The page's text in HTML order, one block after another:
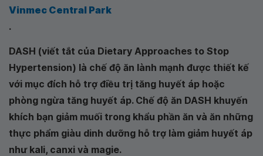
Vinmec Central Park
.
DASH (viết tắt của Dietary Approaches to Stop
Hypertension) là chế độ ăn lành mạnh được thiết kế
với mục đích hỗ trợ điều trị tăng huyết áp hoặc
phòng ngừa tăng huyết áp. Chế độ ăn DASH khuyến
khích bạn giảm muối trong khẩu phần ăn và ăn những
thực phẩm giàu dinh dưỡng hỗ trợ làm giảm huyết áp
như kali, canxi và magie.